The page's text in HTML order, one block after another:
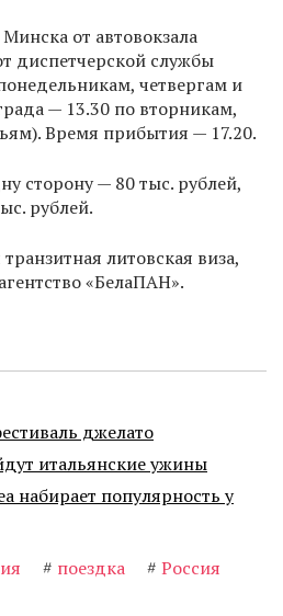
от автовокзала
диспетчерской службы
четвергам и
— 13.30 по вторникам,
Время прибытия — 17.20.
сторону — 80 тыс. рублей,
рублей.
литовская виза,
«БелаПАН».
джелато
итальянские ужины
набирает популярность у
# поездка # Россия